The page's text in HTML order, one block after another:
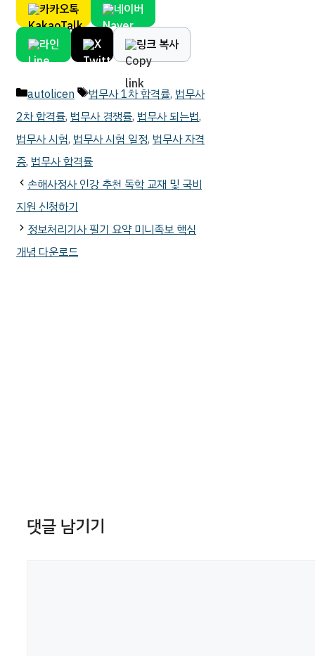
카카오톡 네이버
라인 X 링크 복사
카
테
고
리
autolicen
태
그
법무사 1차 합격률, 법무사
2차 합격률, 법무사 경쟁률, 법무사 되는법,
법무사 시험, 법무사 시험 일정, 법무사 자격
증, 법무사 합격률
손해사정사 인강 추천 독학 교재 및 국비
지원 신청하기
정보처리기사 필기 요약 미니족보 핵심
개념 다운로드
댓글 남기기